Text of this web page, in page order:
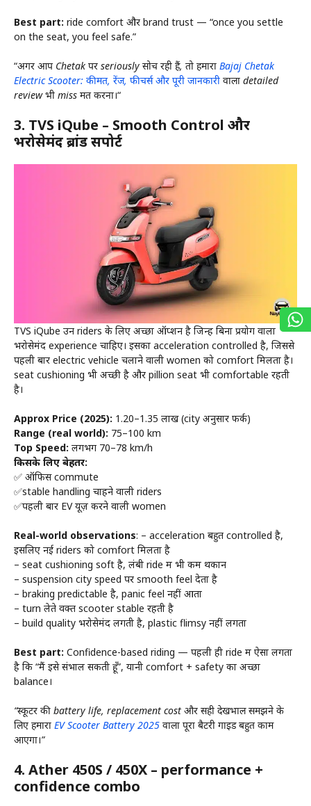
Best part: ride comfort और brand trust — “once you settle
on the seat, you feel safe.”
“अगर आप Chetak पर seriously सोच रही हैं, तो हमारा Bajaj Chetak
Electric Scooter: कीमत, रेंज, फीचर्स और पूरी जानकारी वाला detailed
review भी miss मत करना।“
3. TVS iQube – Smooth Control और
भरोसेमंद ब्रांड सपोर्ट
TVS iQube उन riders के लिए अच्छा ऑप्शन है जिन्हें बिना प्रयोग वाला
भरोसेमंद experience चाहिए। इसका acceleration controlled है, जिससे
पहली बार electric vehicle चलाने वाली women को comfort मिलता है।
seat cushioning भी अच्छी है और pillion seat भी comfortable रहती
है।
Approx Price (2025): ₹1.20–₹1.35 लाख (city अनुसार फर्क)
Range (real world): 75–100 km
Top Speed: लगभग 70–78 km/h
किसके लिए बेहतर:
✅ ऑफिस commute
✅stable handling चाहने वाली riders
✅पहली बार EV यूज़ करने वाली women
Real-world observations: – acceleration बहुत controlled है,
इसलिए नई riders को comfort मिलता है
– seat cushioning soft है, लंबी ride में भी कम थकान
– suspension city speed पर smooth feel देता है
– braking predictable है, panic feel नहीं आता
– turn लेते वक्त scooter stable रहती है
– build quality भरोसेमंद लगती है, plastic flimsy नहीं लगता
Best part: Confidence-based riding — पहली ही ride में ऐसा लगता
है कि “मैं इसे संभाल सकती हूँ”, यानी comfort + safety का अच्छा
balance।
“स्कूटर की battery life, replacement cost और सही देखभाल समझने के
लिए हमारा EV Scooter Battery 2025 वाला पूरा बैटरी गाइड बहुत काम
आएगा।”
4. Ather 450S / 450X – performance +
confidence combo